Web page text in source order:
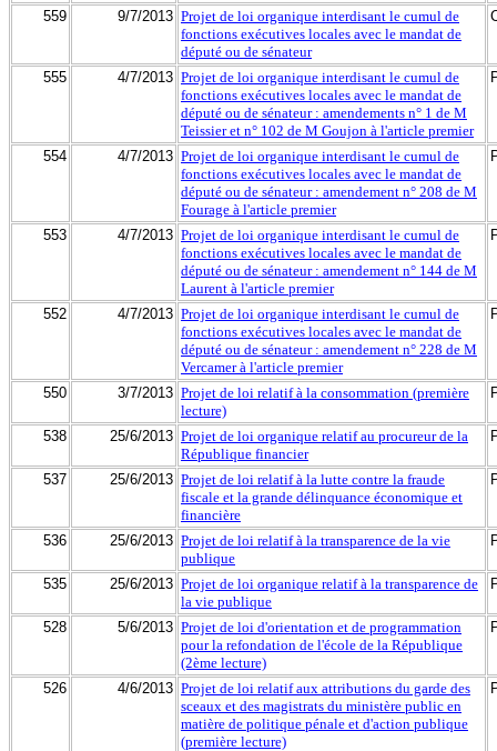
559 9/7/2013 Projet de loi organique interdisant le cumul de
fonctions exécutives locales avec le mandat de
député ou de sénateur
555 4/7/2013 Projet de loi organique interdisant le cumul de
fonctions exécutives locales avec le mandat de
député ou de sénateur : amendements n° 1 de M
Teissier et n° 102 de M Goujon à l'article premier
554 4/7/2013 Projet de loi organique interdisant le cumul de
fonctions exécutives locales avec le mandat de
député ou de sénateur : amendement n° 208 de M
Fourage à l'article premier
553 4/7/2013 Projet de loi organique interdisant le cumul de
fonctions exécutives locales avec le mandat de
député ou de sénateur : amendement n° 144 de M
Laurent à l'article premier
552 4/7/2013 Projet de loi organique interdisant le cumul de
fonctions exécutives locales avec le mandat de
député ou de sénateur : amendement n° 228 de M
Vercamer à l'article premier
550 3/7/2013 Projet de loi relatif à la consommation (première
lecture)
538 25/6/2013 Projet de loi organique relatif au procureur de la
République financier
537 25/6/2013 Projet de loi relatif à la lutte contre la fraude
fiscale et la grande délinquance économique et
financière
536 25/6/2013 Projet de loi relatif à la transparence de la vie
publique
535 25/6/2013 Projet de loi organique relatif à la transparence de
la vie publique
528 5/6/2013 Projet de loi d'orientation et de programmation
pour la refondation de l'école de la République
(2ème lecture)
526 4/6/2013 Projet de loi relatif aux attributions du garde des
sceaux et des magistrats du ministère public en
matière de politique pénale et d'action publique
(première lecture)